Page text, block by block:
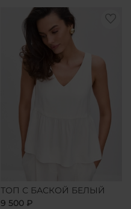
ТОП С БАСКОЙ БЕЛЫЙ
9 500 ₽